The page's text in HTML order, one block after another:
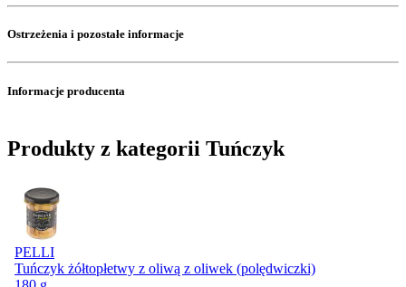
Ostrzeżenia i pozostałe informacje
Informacje producenta
Produkty z kategorii Tuńczyk
PELLI
Tuńczyk żółtopłetwy z oliwą z oliwek (polędwiczki)